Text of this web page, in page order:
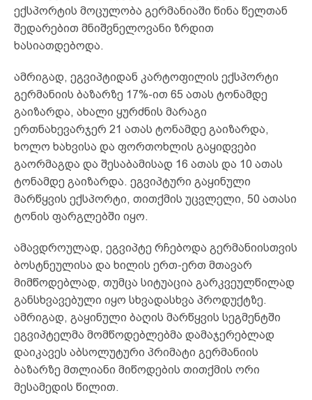
ექსპორტის მოცულობა გერმანიაში წინა წელთან
შედარებით მნიშვნელოვანი ზრდით
ხასიათდებოდა.
ამრიგად, ეგვიპტიდან კარტოფილის ექსპორტი
გერმანიის ბაზარზე 17%-ით 65 ათას ტონამდე
გაიზარდა, ახალი ყურძნის მარაგი
ერთნახევარჯერ 21 ათას ტონამდე გაიზარდა,
ხოლო ხახვისა და ფორთოხლის გაყიდვები
გაორმაგდა და შესაბამისად 16 ათას და 10 ათას
ტონამდე გაიზარდა. ეგვიპტური გაყინული
მარწყვის ექსპორტი, თითქმის უცვლელი, 50 ათასი
ტონის ფარგლებში იყო.
ამავდროულად, ეგვიპტე რჩებოდა გერმანიისთვის
ბოსტნეულისა და ხილის ერთ-ერთ მთავარ
მიმწოდებლად, თუმცა სიტუაცია გარკვეულწილად
განსხვავებული იყო სხვადასხვა პროდუქტზე.
ამრიგად, გაყინული ბაღის მარწყვის სეგმენტში
ეგვიპტელმა მომწოდებლებმა დამაჯერებლად
დაიკავეს აბსოლუტური პრიმატი გერმანიის
ბაზარზე მთლიანი მიწოდების თითქმის ორი
მესამედის წილით.